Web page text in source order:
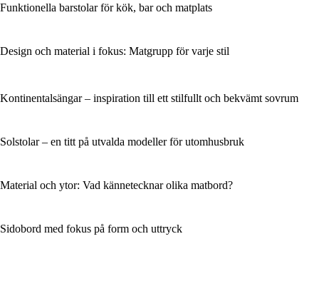
Funktionella barstolar för kök, bar och matplats
Design och material i fokus: Matgrupp för varje stil
Kontinentalsängar – inspiration till ett stilfullt och bekvämt sovrum
Solstolar – en titt på utvalda modeller för utomhusbruk
Material och ytor: Vad kännetecknar olika matbord?
Sidobord med fokus på form och uttryck